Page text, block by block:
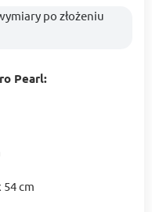
Pearl:
54 cm